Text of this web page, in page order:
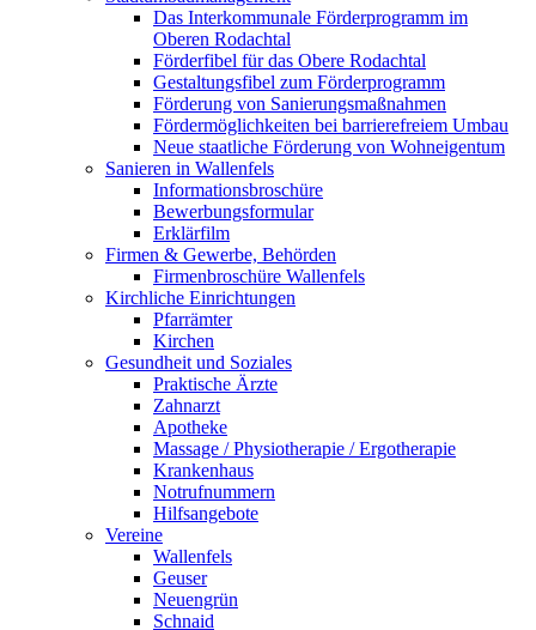
Das Interkommunale Förderprogramm im
Oberen Rodachtal
Förderfibel für das Obere Rodachtal
Gestaltungsfibel zum Förderprogramm
Förderung von Sanierungsmaßnahmen
Fördermöglichkeiten bei barrierefreiem Umbau
Neue staatliche Förderung von Wohneigentum
Sanieren in Wallenfels
Informationsbroschüre
Bewerbungsformular
Erklärfilm
Firmen & Gewerbe, Behörden
Firmenbroschüre Wallenfels
Kirchliche Einrichtungen
Pfarrämter
Kirchen
Gesundheit und Soziales
Praktische Ärzte
Zahnarzt
Apotheke
Massage / Physiotherapie / Ergotherapie
Krankenhaus
Notrufnummern
Hilfsangebote
Vereine
Wallenfels
Geuser
Neuengrün
Schnaid